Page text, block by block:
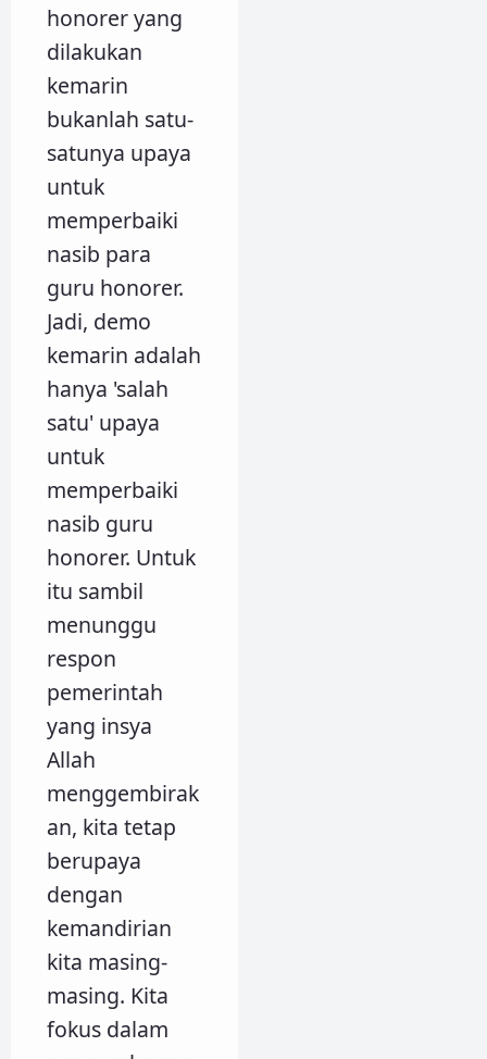
honorer yang
dilakukan
kemarin
bukanlah satu-
satunya upaya
untuk
memperbaiki
nasib para
guru honorer.
Jadi, demo
kemarin adalah
hanya 'salah
satu' upaya
untuk
memperbaiki
nasib guru
honorer. Untuk
itu sambil
menunggu
respon
pemerintah
yang insya
Allah
menggembirak
an, kita tetap
berupaya
dengan
kemandirian
kita masing-
masing. Kita
fokus dalam